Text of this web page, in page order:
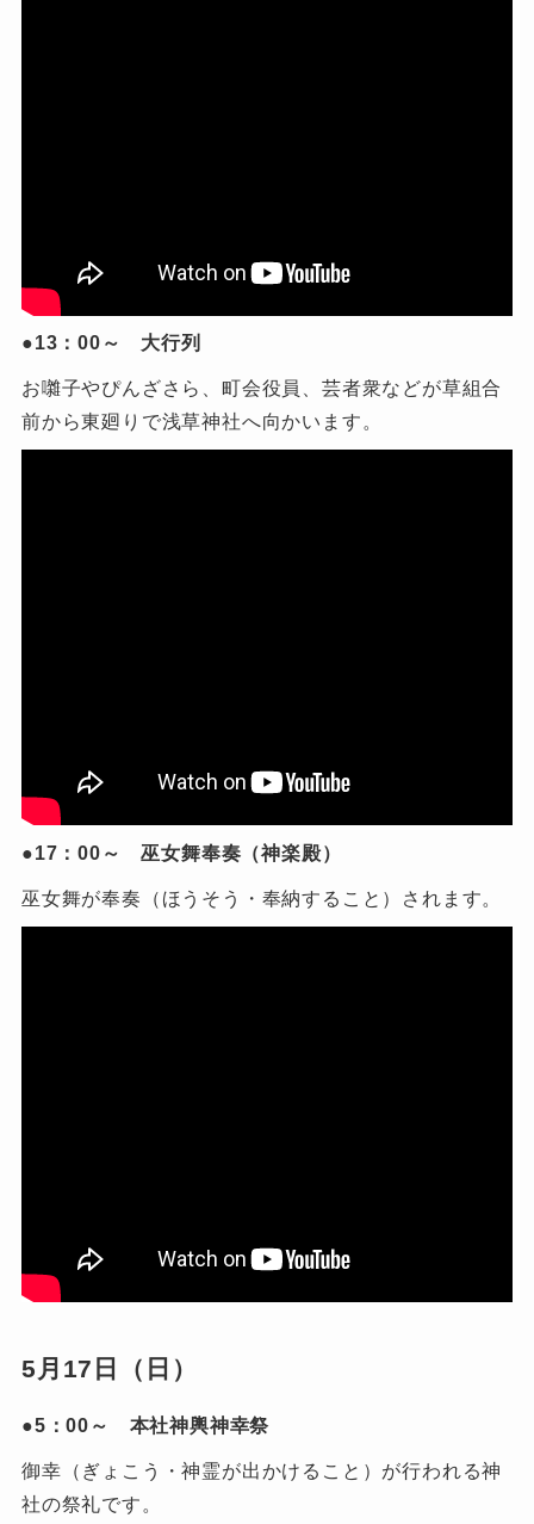
●13：00～ 大行列
お囃子やぴんざさら、町会役員、芸者衆などが草組合
前から東廻りで浅草神社へ向かいます。
●17：00～ 巫女舞奉奏（神楽殿）
巫女舞が奉奏（ほうそう・奉納すること）されます。
5月17日（日）
●5：00～ 本社神輿神幸祭
御幸（ぎょこう・神霊が出かけること）が行われる神
社の祭礼です。